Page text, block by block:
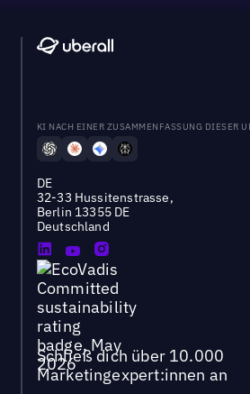
KI NACH EINER ZUSAMMENFASSUNG DIESER
DE
32-33 Hussitenstrasse,
Berlin 13355 DE
Deutschland
Schließ dich über 10.000
Marketingexpert:innen an